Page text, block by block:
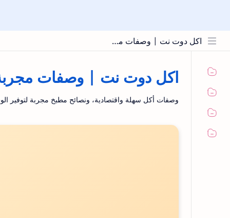
اكل دوت نت | وصفات مجربة ونصائح المطبخ
اكل دوت نت | وصفات
وصفات أكل سهلة واقتصادية، ونصائح مطبخ مجربة لتوفير